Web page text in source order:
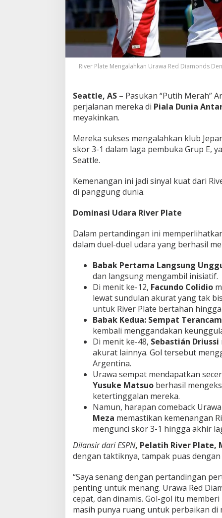
R
e
d
D
i
a
o
s
3
I
n
r
B
e
m
i
I
b
a
n
River Plate Mengalahkan Urawa Red Diamonds
Seattle, AS – Pasukan “Putih Merah”
perjalanan mereka di Piala Dunia
meyakinkan.
Mereka sukses mengalahkan klub
skor 3-1 dalam laga pembuka Grup E,
Seattle.
Kemenangan ini jadi sinyal kuat dari
di panggung dunia.
Dominasi Udara River Plate
Dalam pertandingan ini
dalam duel-duel udara yang berhasil
Babak Pertama Langsung
dan langsung mengambil inisiatif.
Di menit ke-12, Facundo Colidio
lewat sundulan akurat yang tak
untuk River Plate bertahan hingga
Babak Kedua: Sempat
kembali menggandakan
Di menit ke-48, Sebastián Driussi
akurat lainnya. Gol tersebut
Argentina.
Urawa sempat mendapatkan
Yusuke Matsuo berhasil
ketertinggalan mereka.
Namun, harapan comeback
Meza memastikan kemenangan
mengunci skor 3-1 hingga akhir
Dilansir dari ESPN, Pelatih River Plate,
dengan taktiknya, tampak puas
“Saya senang dengan pertandingan
penting untuk menang. Urawa Red
cepat, dan dinamis. Gol-gol itu
masih punya ruang untuk perbaikan di